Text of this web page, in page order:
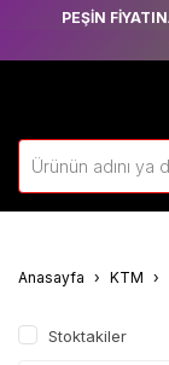
PEŞİN
Anasayfa KTM
Stoktakiler